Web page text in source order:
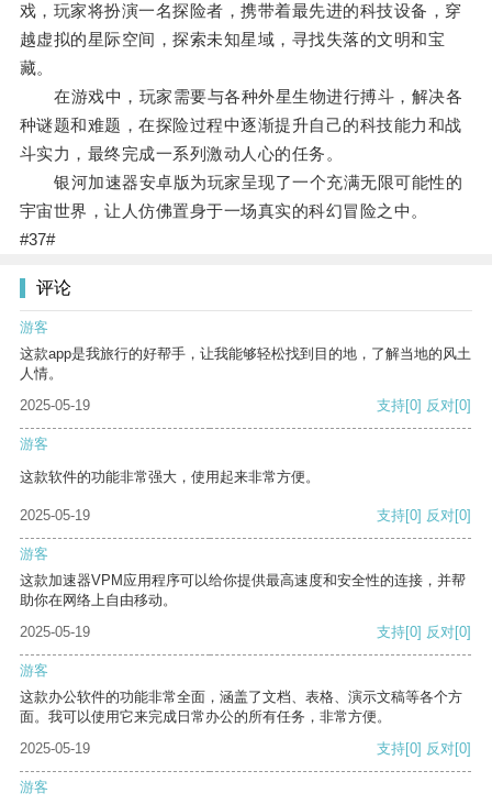
戏，玩家将扮演一名探险者，携带着最先进的科技设备，穿
越虚拟的星际空间，探索未知星域，寻找失落的文明和宝
藏。
在游戏中，玩家需要与各种外星生物进行搏斗，解决各
种谜题和难题，在探险过程中逐渐提升自己的科技能力和战
斗实力，最终完成一系列激动人心的任务。
银河加速器安卓版为玩家呈现了一个充满无限可能性的
宇宙世界，让人仿佛置身于一场真实的科幻冒险之中。
#37#
评论
游客
这款app是我旅行的好帮手，让我能够轻松找到目的地，了解当地的风土
人情。
2025-05-19
支持[0] 反对[0]
游客
这款软件的功能非常强大，使用起来非常方便。
2025-05-19 支持[0] 反对[0]
游客
这款加速器VPM应用程序可以给你提供最高速度和安全性的连接，并帮
助你在网络上自由移动。
2025-05-19
支持[0] 反对[0]
游客
这款办公软件的功能非常全面，涵盖了文档、表格、演示文稿等各个方
面。我可以使用它来完成日常办公的所有任务，非常方便。
2025-05-19
支持[0] 反对[0]
游客